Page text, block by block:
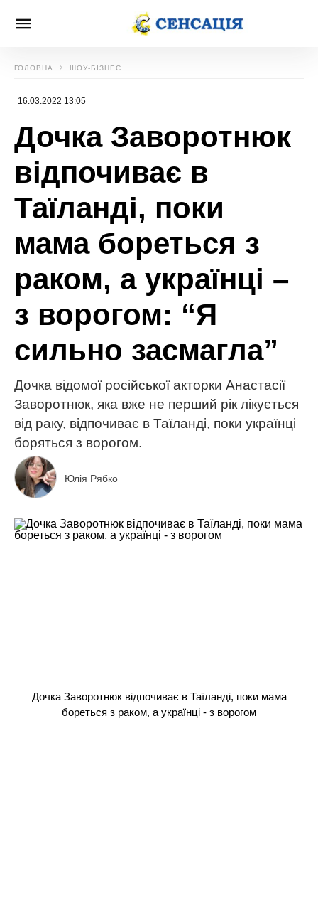
ГОЛОВНА ШОУ-БІЗНЕС
16.03.2022 13:05
Дочка Заворотнюк
відпочиває в
Таїланді, поки
мама бореться з
раком, а українці –
з ворогом: “Я
сильно засмагла”
Дочка відомої російської акторки Анастасії
Заворотнюк, яка вже не перший рік лікується
від раку, відпочиває в Таїланді, поки українці
боряться з ворогом.
Юлія Рябко
Дочка Заворотнюк відпочиває в Таїланді, поки мама
бореться з раком, а українці - з ворогом